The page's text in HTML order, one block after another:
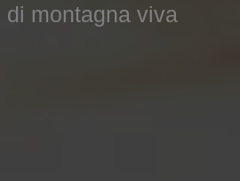
di montagna viva